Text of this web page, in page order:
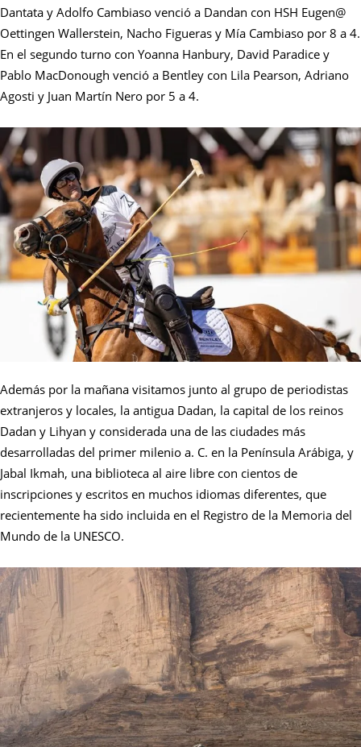
Dantata y Adolfo Cambiaso venció a Dandan con HSH Eugen@
Oettingen Wallerstein, Nacho Figueras y Mía Cambiaso por 8 a 4.
En el segundo turno con Yoanna Hanbury, David Paradice y
Pablo MacDonough venció a Bentley con Lila Pearson, Adriano
Agosti y Juan Martín Nero por 5 a 4.
Además por la mañana visitamos junto al grupo de periodistas
extranjeros y locales, la antigua Dadan, la capital de los reinos
Dadan y Lihyan y considerada una de las ciudades más
desarrolladas del primer milenio a. C. en la Península Arábiga, y
Jabal Ikmah, una biblioteca al aire libre con cientos de
inscripciones y escritos en muchos idiomas diferentes, que
recientemente ha sido incluida en el Registro de la Memoria del
Mundo de la UNESCO.